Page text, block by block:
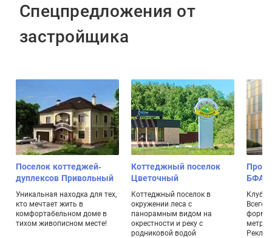
Спецпредложения от
застройщика
Поселок коттеджей-
дуплексов Привольный
Уникальная находка для тех,
кто мечтает жить в
комфортабельном доме в
тихом живописном месте!
Коттеджный поселок
Цветочный
Коттеджный поселок в
окружении леса с
панорамным видом на
окрестности и реку с
родниковой водой
БФА-
Всего